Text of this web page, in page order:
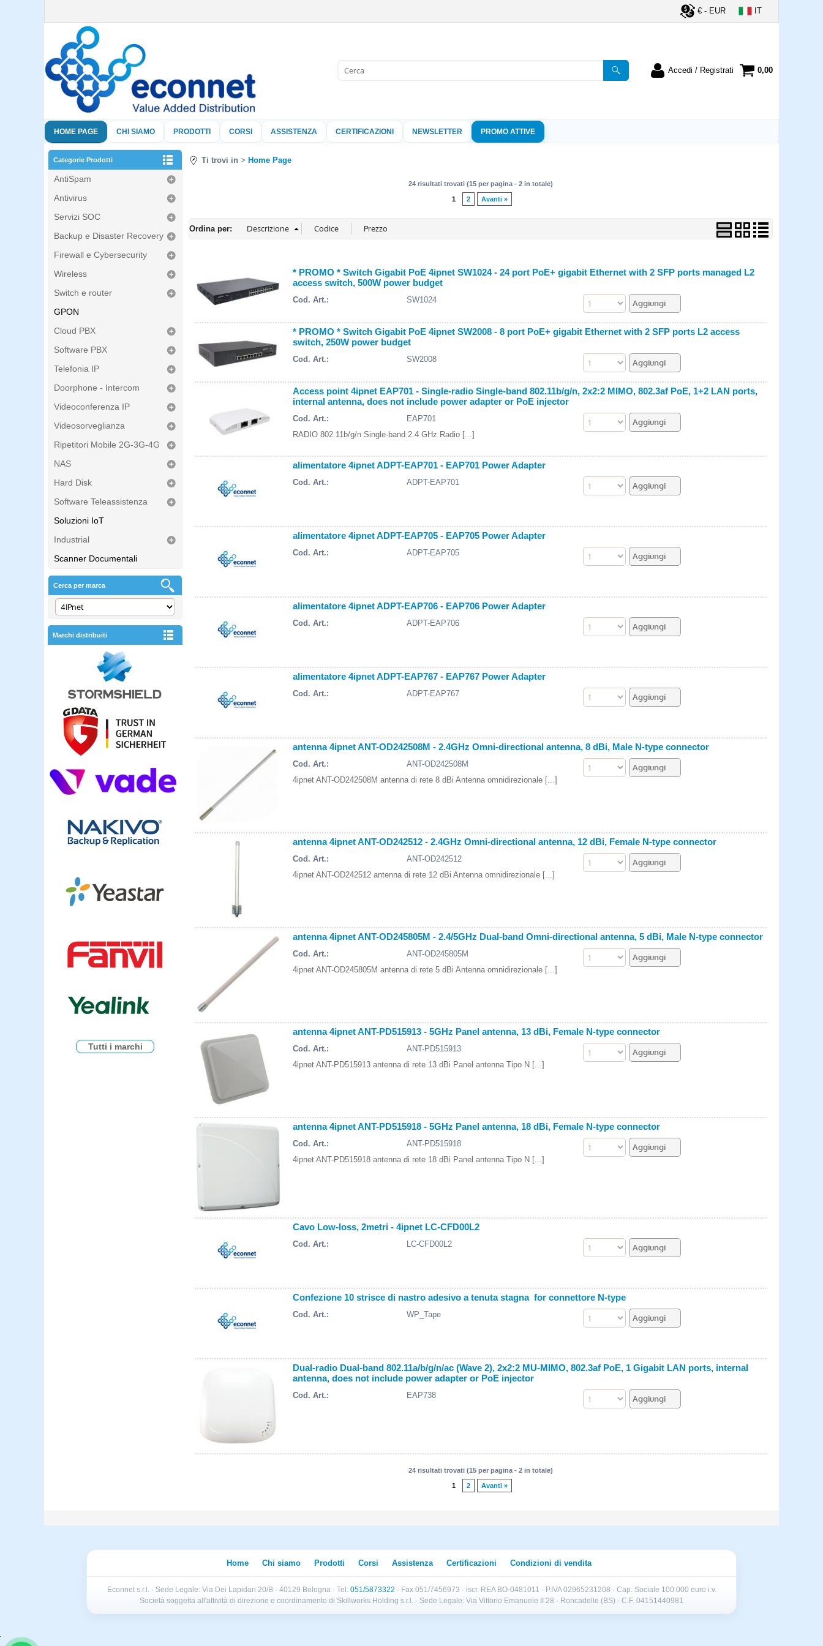
€ - EUR IT
Accedi / Registrati
nome utente e la password e poi
clicca sul pulsante "Accedi"
Password:
0,00
HOME PAGE CHI SIAMO PRODOTTI CORSI ASSISTENZA CERTIFICAZIONI NEWSLETTER PROMO ATTIVE
Categorie Prodotti
AntiSpam
Antivirus
Servizi SOC
Backup e Disaster Recovery
Firewall e Cybersecurity
Wireless
Switch e router
GPON
Cloud PBX
Software PBX
Telefonia IP
Doorphone - Intercom
Videoconferenza IP
Videosorveglianza
Ripetitori Mobile 2G-3G-4G
NAS
Hard Disk
Software Teleassistenza
Soluzioni IoT
Industrial
Scanner Documentali
Cerca per marca
Marchi distribuiti
Tutti i marchi
Ti trovi in Home Page
24 risultati trovati (15 per pagina - 2 in totale)
1 2 Avanti »
Ordina per:
* PROMO * Switch Gigabit PoE 4ipnet SW1024 - 24 port PoE+ gigabit Ethernet with 2 SFP ports managed L2
access switch, 500W power budget
Cod. Art.: SW1024
* PROMO * Switch Gigabit PoE 4ipnet SW2008 - 8 port PoE+ gigabit Ethernet with 2 SFP ports L2 access
switch, 250W power budget
Cod. Art.: SW2008
Access point 4ipnet EAP701 - Single-radio Single-band 802.11b/g/n, 2x2:2 MIMO, 802.3af PoE, 1+2 LAN ports,
internal antenna, does not include power adapter or PoE injector
Cod. Art.:
EAP701
RADIO 802.11b/g/n Single-band 2.4 GHz Radio [...]
alimentatore 4ipnet ADPT-EAP701 - EAP701 Power Adapter
Cod. Art.: ADPT-EAP701
alimentatore 4ipnet ADPT-EAP705 - EAP705 Power Adapter
Cod. Art.: ADPT-EAP705
alimentatore 4ipnet ADPT-EAP706 - EAP706 Power Adapter
Cod. Art.: ADPT-EAP706
alimentatore 4ipnet ADPT-EAP767 - EAP767 Power Adapter
Cod. Art.: ADPT-EAP767
antenna 4ipnet ANT-OD242508M - 2.4GHz Omni-directional antenna, 8 dBi, Male N-type connector
Cod. Art.:
ANT-OD242508M
4ipnet ANT-OD242508M antenna di rete 8 dBi Antenna omnidirezionale [...]
antenna 4ipnet ANT-OD242512 - 2.4GHz Omni-directional antenna, 12 dBi, Female N-type connector
Cod. Art.:
ANT-OD242512
4ipnet ANT-OD242512 antenna di rete 12 dBi Antenna omnidirezionale [...]
antenna 4ipnet ANT-OD245805M - 2.4/5GHz Dual-band Omni-directional antenna, 5 dBi, Male N-type connector
Cod. Art.:
ANT-OD245805M
4ipnet ANT-OD245805M antenna di rete 5 dBi Antenna omnidirezionale [...]
antenna 4ipnet ANT-PD515913 - 5GHz Panel antenna, 13 dBi, Female N-type connector
Cod. Art.:
ANT-PD515913
4ipnet ANT-PD515913 antenna di rete 13 dBi Panel antenna Tipo N [...]
antenna 4ipnet ANT-PD515918 - 5GHz Panel antenna, 18 dBi, Female N-type connector
Cod. Art.:
ANT-PD515918
4ipnet ANT-PD515918 antenna di rete 18 dBi Panel antenna Tipo N [...]
Cavo Low-loss, 2metri - 4ipnet LC-CFD00L2
Cod. Art.: LC-CFD00L2
Confezione 10 strisce di nastro adesivo a tenuta stagna for connettore N-type
Cod. Art.: WP_Tape
Dual-radio Dual-band 802.11a/b/g/n/ac (Wave 2), 2x2:2 MU-MIMO, 802.3af PoE, 1 Gigabit LAN ports, internal
antenna, does not include power adapter or PoE injector
Cod. Art.: EAP738
24 risultati trovati (15 per pagina - 2 in totale)
1 2 Avanti »
Home Chi siamo Prodotti Corsi Assistenza Certificazioni Condizioni di vendita
Econnet s.r.l. · Sede Legale: Via Dei Lapidari 20/B · 40129 Bologna · Tel. 051/5873322 · Fax 051/7456973 · iscr. REA BO-0481011 · P.IVA 02965231208 · Cap. Sociale 100.000 euro i.v.
Società soggetta all'attività di direzione e coordinamento di Skillworks Holding s.r.l. · Sede Legale: Via Vittorio Emanuele II 28 · Roncadelle (BS) - C.F. 04151440981